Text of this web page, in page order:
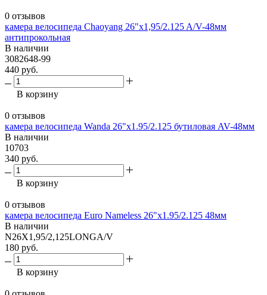
0 отзывов
камера велосипеда Chaoyang 26"x1,95/2.125 A/V-48мм
антипрокольная
В наличии
3082648-99
440 руб.
В корзину
0 отзывов
камера велосипеда Wanda 26"х1.95/2.125 бутиловая AV-48мм
В наличии
10703
340 руб.
В корзину
0 отзывов
камера велосипеда Euro Nameless 26"x1.95/2.125 48мм
В наличии
N26Х1,95/2,125LONGA/V
180 руб.
В корзину